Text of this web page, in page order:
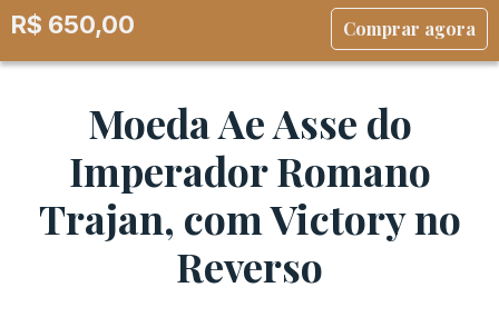
R$ 650,00 Comprar agora
Moeda Ae Asse do
Imperador Romano
Trajan, com Victory no
Reverso